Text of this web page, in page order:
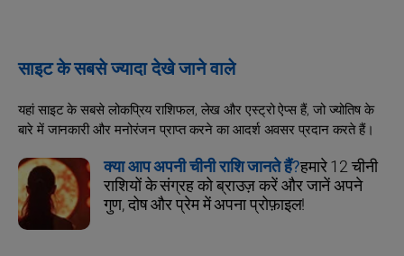
साइट के सबसे ज्यादा देखे जाने वाले
यहां साइट के सबसे लोकप्रिय राशिफल, लेख और एस्ट्रो ऐप्स हैं, जो ज्योतिष के
बारे में जानकारी और मनोरंजन प्राप्त करने का आदर्श अवसर प्रदान करते हैं।
क्या आप अपनी चीनी राशि जानते हैं?हमारे 12 चीनी
राशियों के संग्रह को ब्राउज़ करें और जानें अपने
गुण, दोष और प्रेम में अपना प्रोफ़ाइल!